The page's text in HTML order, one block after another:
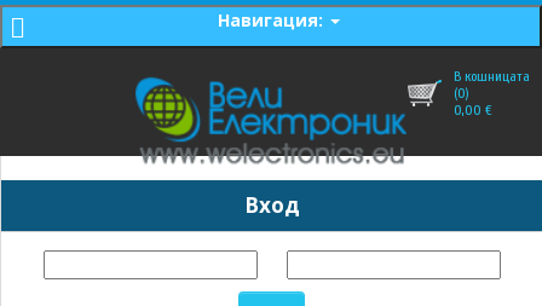
Навигация:
В кошницата
(0)
0,00 €
Вход